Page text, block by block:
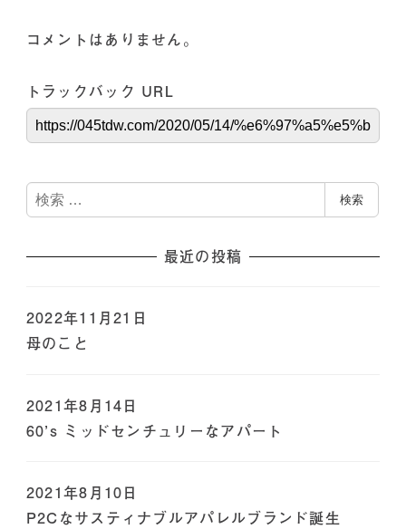
コメントはありません。
トラックバック URL
検
索
検索
最近の投稿
母のこと
2022年11月21日
60’s ミッドセンチュリーなアパート
2021年8月14日
P2Cなサスティナブルアパレルブランド誕生
2021年8月10日